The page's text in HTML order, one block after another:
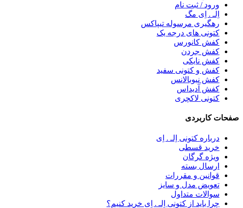
ورود / ثبت نام
اِلـ . اِی مگ
رهگیری مرسوله تیپاکس
کتونی های درجه یک
کفش کانورس
کفش جردن
کفش نایکی
کفش و کتونی سفید
کفش نیوبالانس
کفش آدیداس
کتونی لاکچری
صفحات کاربردی
درباره کتونی اِلـ . اِی
خرید قسطی
ویژه گرگان
ارسال بسته
قوانین و مقررات
تعویض مدل و سایز
سوالات متداول
چرا باید از کتونی اِلـ . اِی خرید کنیم؟